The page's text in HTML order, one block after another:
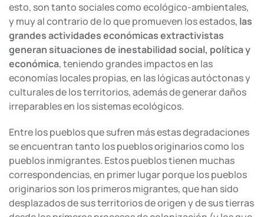
esto, son tanto sociales como ecológico-ambientales,
y muy al contrario de lo que promueven los estados, las
grandes actividades económicas extractivistas
generan situaciones de inestabilidad social, política y
económica, teniendo grandes impactos en las
economías locales propias, en las lógicas autóctonas y
culturales de los territorios, además de generar daños
irreparables en los sistemas ecológicos.
Entre los pueblos que sufren más estas degradaciones
se encuentran tanto los pueblos originarios como los
pueblos inmigrantes. Estos pueblos tienen muchas
correspondencias, en primer lugar porque los pueblos
originarios son los primeros migrantes, que han sido
desplazados de sus territorios de origen y de sus tierras